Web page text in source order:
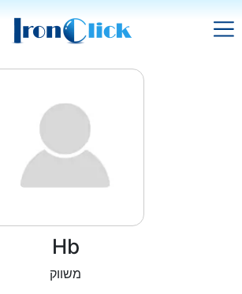
Hb
משווק